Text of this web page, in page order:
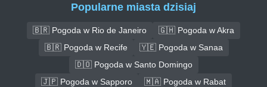
Popularne miasta dzisiaj
🇧🇷 Pogoda w Rio de Janeiro
🇬🇭 Pogoda w Akra
🇧🇷 Pogoda w Recife
🇾🇪 Pogoda w Sanaa
🇩🇴 Pogoda w Santo Domingo
🇯🇵 Pogoda w Sapporo
🇲🇦 Pogoda w Rabat